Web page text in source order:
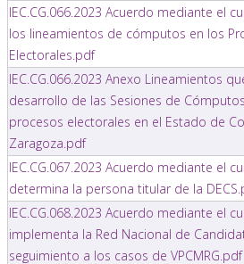
IEC.CG.066.2023 Acuerdo mediante el
los lineamientos de cómputos en los
Electorales.pdf
IEC.CG.066.2023 Anexo Lineamientos
desarrollo de las Sesiones de
procesos electorales en el Estado de
Zaragoza.pdf
IEC.CG.067.2023 Acuerdo mediante el
determina la persona titular de la
IEC.CG.068.2023 Acuerdo mediante el
implementa la Red Nacional de
seguimiento a los casos de VPCMRG.pdf